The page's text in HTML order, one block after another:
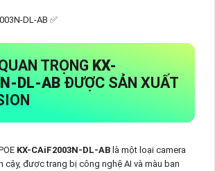
TRỌNG KX-
DL-AB ĐƯỢC SẢN XUẤT
KX-CAiF2003N-DL-AB là một loại camera
cậy, được trang bị công nghệ AI và màu ban